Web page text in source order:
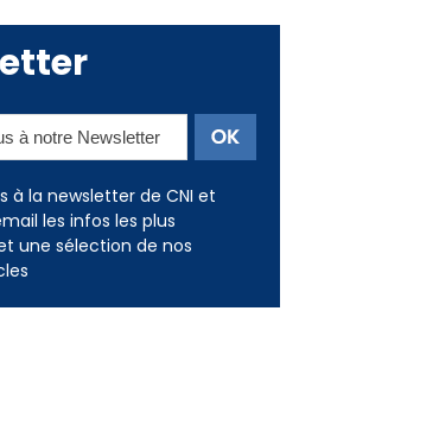
à la newsletter de CNI et
les infos les plus
une sélection de nos